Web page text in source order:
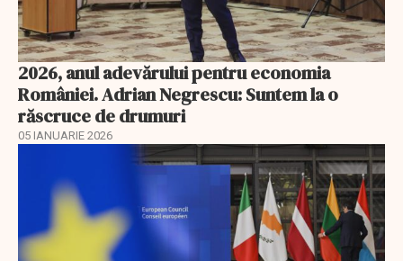
2026, anul adevărului pentru economia
României. Adrian Negrescu: Suntem la o
răscruce de drumuri
05 IANUARIE 2026